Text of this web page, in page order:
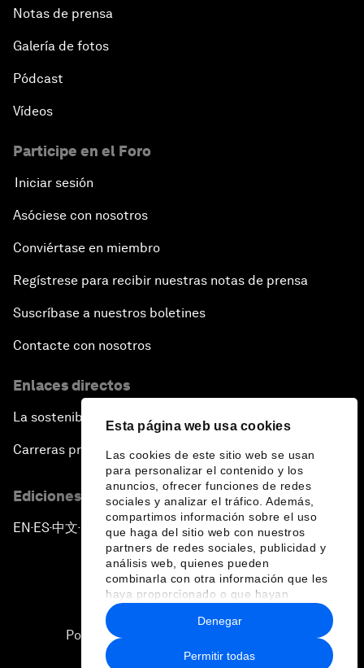
Esta página web usa cookies
Las cookies de este sitio web se usan
para personalizar el contenido y los
anuncios, ofrecer funciones de redes
sociales y analizar el tráfico. Además,
compartimos información sobre el uso
que haga del sitio web con nuestros
partners de redes sociales, publicidad y
análisis web, quienes pueden
combinarla con otra información que les
haya proporcionado o que hayan
recopilado a partir del uso que haya
hecho de sus servicios.
Permitir todas
Denegar
Notas de prensa
Galería de fotos
Pódcast
Vídeos
Participe en el Foro
Iniciar sesión
Asóciese con nosotros
Conviértase en miembro
Regístrese para recibir nuestras notas de prensa
Suscríbase a nuestros boletines
Contacte con nosotros
Enlaces directos
La sostenibilidad en el Foro
Carreras profesionales
Ediciones en otros idiomas
EN ▪ ES▪中文▪ 日本語
Política de privacidad y normas de uso